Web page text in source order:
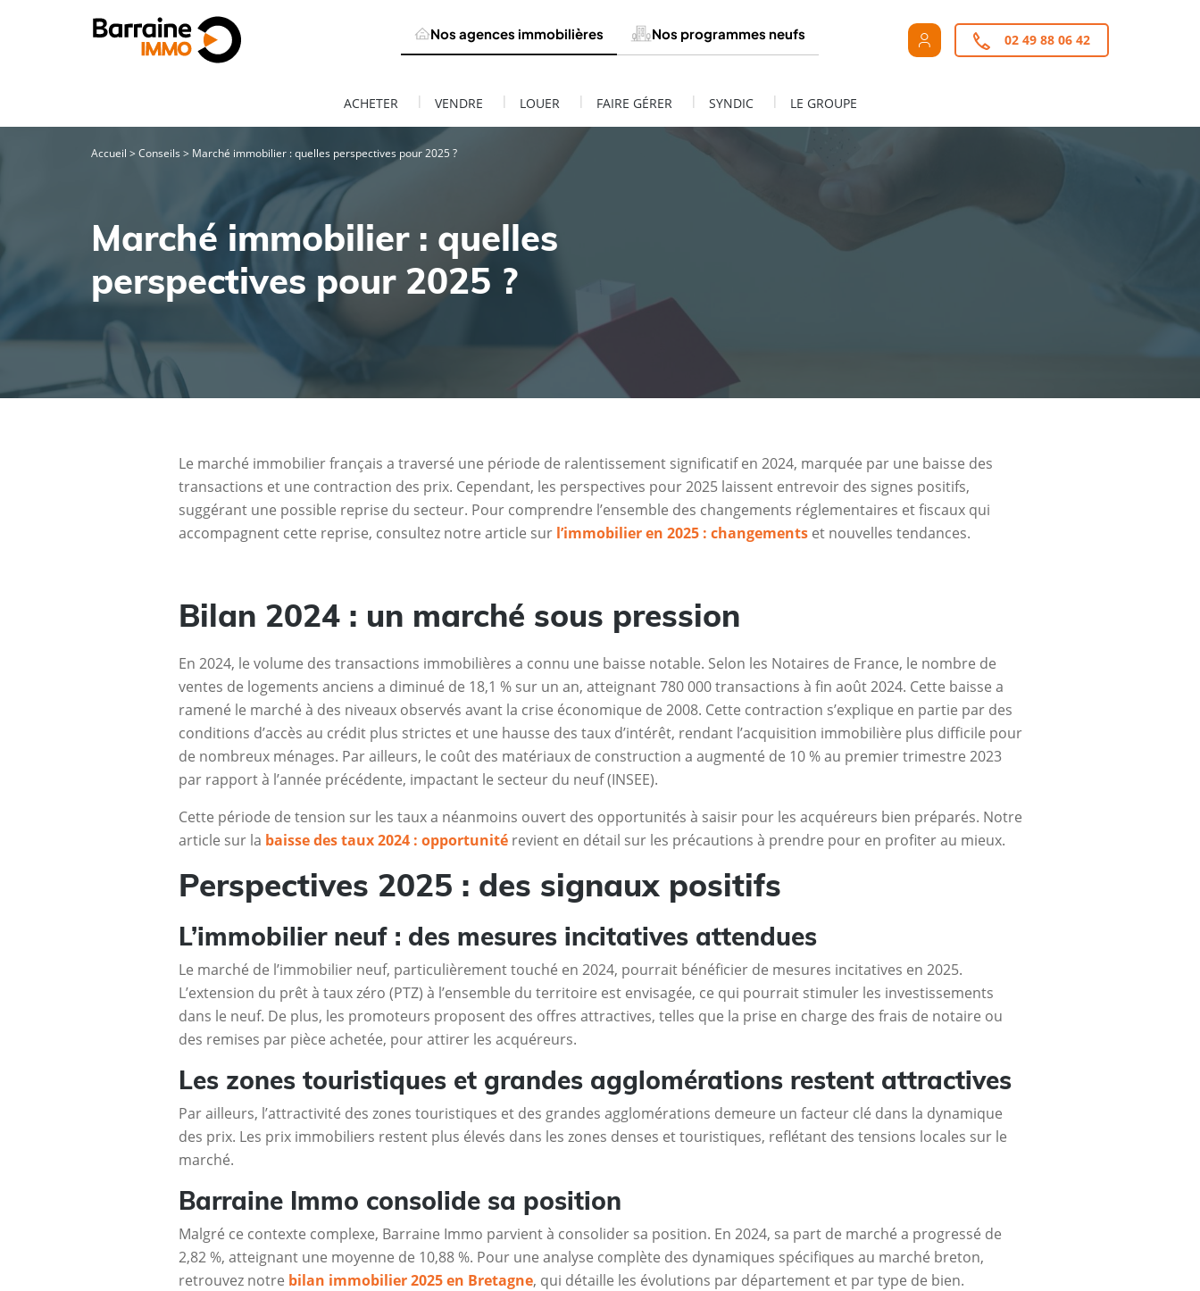
Nos agences immobilières Nos programmes neufs 02 49 88 06 42
ACHETER | VENDRE | LOUER | FAIRE GÉRER | SYNDIC | LE GROUPE
Marché immobilier : quelles
perspectives pour 2025 ?
Accueil > Conseils > Marché immobilier : quelles perspectives pour 2025 ?
Le marché immobilier français a traversé une période de ralentissement significatif en 2024, marquée par une baisse des
transactions et une contraction des prix. Cependant, les perspectives pour 2025 laissent entrevoir des signes positifs,
suggérant une possible reprise du secteur. Pour comprendre l’ensemble des changements réglementaires et fiscaux qui
accompagnent cette reprise, consultez notre article sur l’immobilier en 2025 : changementset nouvelles tendances.
Bilan 2024 : un marché sous pression
En 2024, le volume des transactions immobilières a connu une baisse notable. Selon les Notaires de France, le nombre de
ventes de logements anciens a diminué de 18,1 % sur un an, atteignant 780 000 transactions à fin août 2024. Cette baisse a
ramené le marché à des niveaux observés avant la crise économique de 2008. Cette contraction s’explique en partie par des
conditions d’accès au crédit plus strictes et une hausse des taux d’intérêt, rendant l’acquisition immobilière plus difficile pour
de nombreux ménages. Par ailleurs, le coût des matériaux de construction a augmenté de 10 % au premier trimestre 2023
par rapport à l’année précédente, impactant le secteur du neuf (INSEE).
Cette période de tension sur les taux a néanmoins ouvert des opportunités à saisir pour les acquéreurs bien préparés. Notre
article sur la baisse des taux 2024 : opportunitérevient en détail sur les précautions à prendre pour en profiter au mieux.
Perspectives 2025 : des signaux positifs
L’immobilier neuf : des mesures incitatives attendues
Le marché de l’immobilier neuf, particulièrement touché en 2024, pourrait bénéficier de mesures incitatives en 2025.
L’extension du prêt à taux zéro (PTZ) à l’ensemble du territoire est envisagée, ce qui pourrait stimuler les investissements
dans le neuf. De plus, les promoteurs proposent des offres attractives, telles que la prise en charge des frais de notaire ou
des remises par pièce achetée, pour attirer les acquéreurs.
Les zones touristiques et grandes agglomérations restent attractives
Par ailleurs, l’attractivité des zones touristiques et des grandes agglomérations demeure un facteur clé dans la dynamique
des prix. Les prix immobiliers restent plus élevés dans les zones denses et touristiques, reflétant des tensions locales sur le
marché.
Barraine Immo consolide sa position
Malgré ce contexte complexe, Barraine Immo parvient à consolider sa position. En 2024, sa part de marché a progressé de
2,82 %, atteignant une moyenne de 10,88 %. Pour une analyse complète des dynamiques spécifiques au marché breton,
retrouvez notre bilan immobilier 2025 en Bretagne, qui détaille les évolutions par département et par type de bien.